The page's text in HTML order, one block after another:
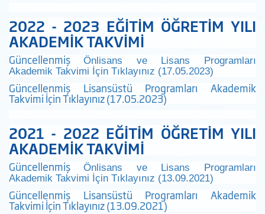
2022 - 2023 EĞİTİM ÖĞRETİM YILI
AKADEMİK TAKVİMİ
Güncellenmiş
Önlisans ve Lisans Programları
Akademik Takvimi İçin Tıklayınız (17.05.2023)
Güncellenmiş Lisansüstü Programları Akademik
Takvimi İçin Tıklayınız (17.05.2023)
2021 - 2022 EĞİTİM ÖĞRETİM YILI
AKADEMİK TAKVİMİ
Güncellenmiş
Önlisans ve Lisans Programları
Akademik Takvimi İçin Tıklayınız (13.09.2021)
Güncellenmiş Lisansüstü Programları Akademik
Takvimi İçin Tıklayınız (13.09.2021)